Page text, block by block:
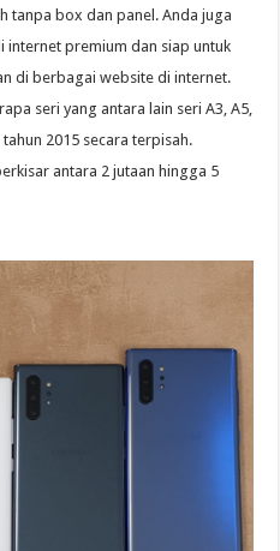
tanpa box dan panel. Anda juga
internet premium dan siap untuk
di berbagai website di internet.
seri yang antara lain seri A3, A5,
2015 secara terpisah.
antara 2 jutaan hingga 5